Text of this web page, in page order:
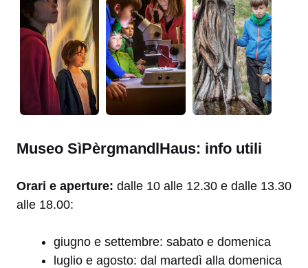
Museo SìPèrgmandlHaus: info utili
Orari e aperture: dalle 10 alle 12.30 e dalle 13.30
alle 18.00:
giugno e settembre: sabato e domenica
luglio e agosto: dal martedì alla domenica